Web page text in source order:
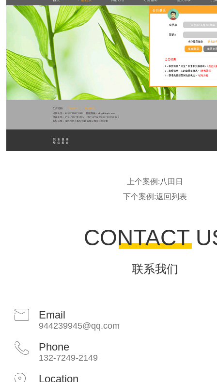
上个案例: 八田日
下个案例:返回列表
CONTACT
联系我们
Email
944239945@qq.com
Phone
132-7249-2149
Location